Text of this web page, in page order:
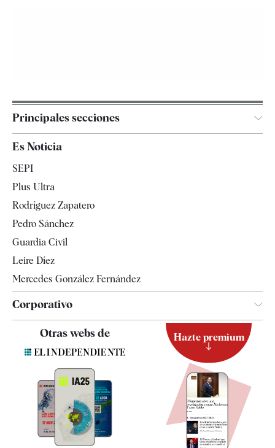
Principales secciones
España
Televisión
Es Noticia
SEPI
Plus Ultra
Rodríguez Zapatero
Pedro Sánchez
Guardia Civil
Leire Díez
Mercedes González Fernández
Corporativo
Contacto
Quiénes somos
Especificaciones
Otras webs de Hazte premium